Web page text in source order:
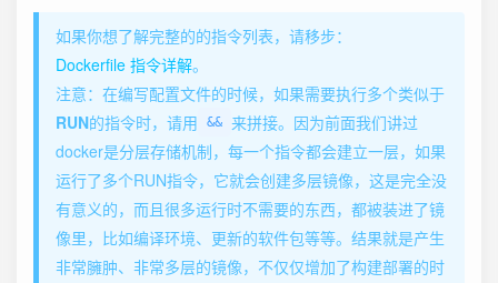
如果你想了解完整的的指令列表，请移步：
Dockerfile 指令详解。
️注意：在编写配置文件的时候，如果需要执行多个类似于
RUN的指令时，请用 && 来拼接。因为前面我们讲过
docker是分层存储机制，每一个指令都会建立一层，如果
运行了多个RUN指令，它就会创建多层镜像，这是完全没
有意义的，而且很多运行时不需要的东西，都被装进了镜
像里，比如编译环境、更新的软件包等等。结果就是产生
非常臃肿、非常多层的镜像，不仅仅增加了构建部署的时